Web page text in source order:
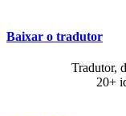
Baixar o tradutor
Tradutor,
20+